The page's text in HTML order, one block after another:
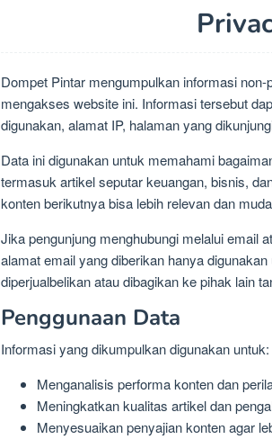
Pintar
Posted
on
1,
Dompet Pintar mengumpulkan informasi
mengakses website ini. Informasi tersebut
digunakan, alamat IP, halaman yang
Data ini digunakan untuk memahami
termasuk artikel seputar keuangan, bisnis,
konten berikutnya bisa lebih relevan dan
Jika pengunjung menghubungi melalui email
alamat email yang diberikan hanya
diperjualbelikan atau dibagikan ke pihak lain
Penggunaan Data
Informasi yang dikumpulkan digunakan untuk:
Menganalisis performa konten dan
Meningkatkan kualitas artikel dan
Menyesuaikan penyajian konten agar